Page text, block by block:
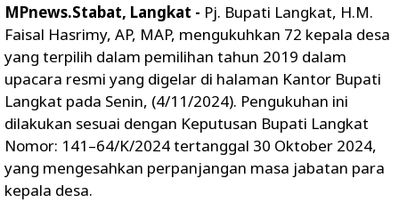
MPnews.Stabat, Langkat - Pj. Bupati Langkat, H.M.
Faisal Hasrimy, AP, MAP, mengukuhkan 72 kepala desa
yang terpilih dalam pemilihan tahun 2019 dalam
upacara resmi yang digelar di halaman Kantor Bupati
Langkat pada Senin, (4/11/2024). Pengukuhan ini
dilakukan sesuai dengan Keputusan Bupati Langkat
Nomor: 141–64/K/2024 tertanggal 30 Oktober 2024,
yang mengesahkan perpanjangan masa jabatan para
kepala desa.